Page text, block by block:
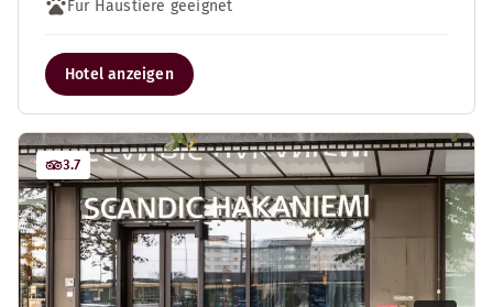
Für Haustiere geeignet
Hotel anzeigen
3.7